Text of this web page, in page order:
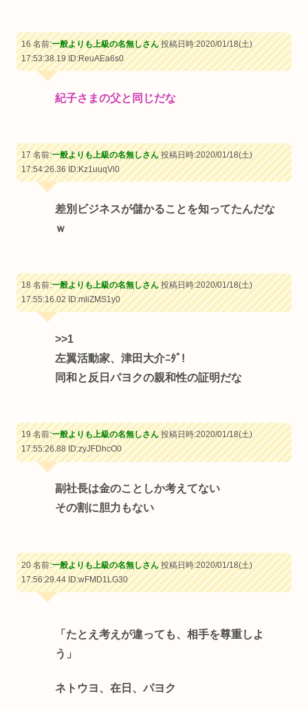
16 名前:一般よりも上級の名無しさん投稿日時:2020/01/18(土)
17:53:38.19ID:ReuAEa6s0
紀子さまの父と同じだな
17 名前:一般よりも上級の名無しさん投稿日時:2020/01/18(土)
17:54:26.36ID:Kz1uuqVi0
差別ビジネスが儲かることを知ってたんだな
ｗ
18 名前:一般よりも上級の名無しさん投稿日時:2020/01/18(土)
17:55:16.02ID:mliZMS1y0
>>1
左翼活動家、津田大介ﾆﾀﾞ!
同和と反日パヨクの親和性の証明だな
19 名前:一般よりも上級の名無しさん投稿日時:2020/01/18(土)
17:55:26.88ID:zyJFDhcO0
副社長は金のことしか考えてない
その割に胆力もない
20 名前:一般よりも上級の名無しさん投稿日時:2020/01/18(土)
17:56:29.44ID:wFMD1LG30
「たとえ考えが違っても、相手を尊重しよ
う」
ネトウヨ、在日、パヨク